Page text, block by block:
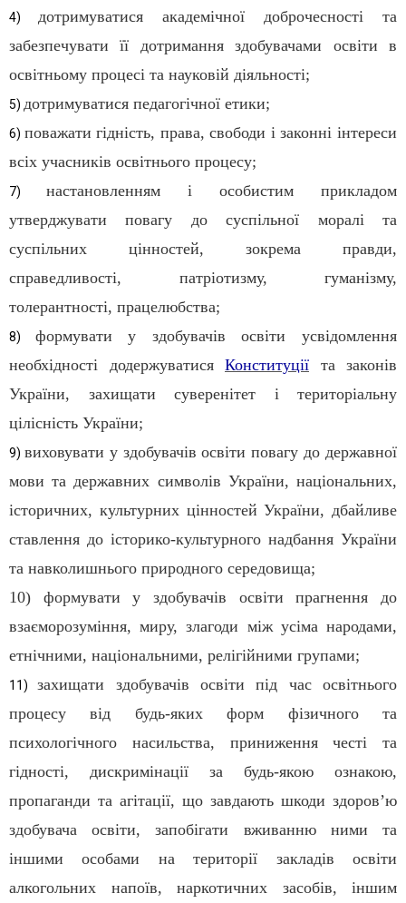
4) дотримуватися академічної доброчесності та
забезпечувати її дотримання здобувачами освіти в
освітньому процесі та науковій діяльності;
5) дотримуватися педагогічної етики;
6) поважати гідність, права, свободи і законні інтереси
всіх учасників освітнього процесу;
7) настановленням і особистим прикладом
утверджувати повагу до суспільної моралі та
суспільних цінностей, зокрема правди,
справедливості, патріотизму, гуманізму,
толерантності, працелюбства;
8) формувати у здобувачів освіти усвідомлення
необхідності додержуватися
Конституції
та законів
України, захищати суверенітет і територіальну
цілісність України;
9) виховувати у здобувачів освіти повагу до державної
мови та державних символів України, національних,
історичних, культурних цінностей України, дбайливе
ставлення до історико-культурного надбання України
та навколишнього природного середовища;
10) формувати у здобувачів освіти прагнення до
взаєморозуміння, миру, злагоди між усіма народами,
етнічними, національними, релігійними групами;
11)захищати здобувачів освіти під час освітнього
процесу від будь-яких форм фізичного та
психологічного насильства, приниження честі та
гідності, дискримінації за будь-якою ознакою,
пропаганди та агітації, що завдають шкоди здоров’ю
здобувача освіти, запобігати вживанню ними та
іншими особами на території закладів освіти
алкогольних напоїв, наркотичних засобів, іншим